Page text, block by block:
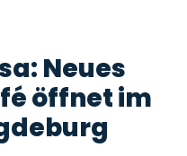
Neues
öffnet im